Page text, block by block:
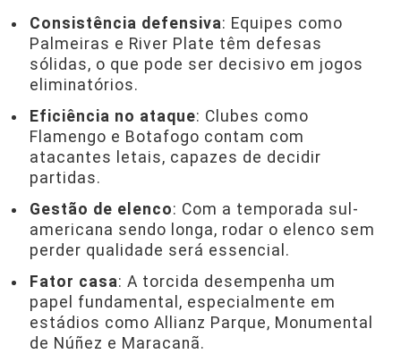
Consistência defensiva: Equipes como
Palmeiras e River Plate têm defesas
sólidas, o que pode ser decisivo em jogos
eliminatórios.
Eficiência no ataque: Clubes como
Flamengo e Botafogo contam com
atacantes letais, capazes de decidir
partidas.
Gestão de elenco: Com a temporada sul-
americana sendo longa, rodar o elenco sem
perder qualidade será essencial.
Fator casa: A torcida desempenha um
papel fundamental, especialmente em
estádios como Allianz Parque, Monumental
de Núñez e Maracanã.